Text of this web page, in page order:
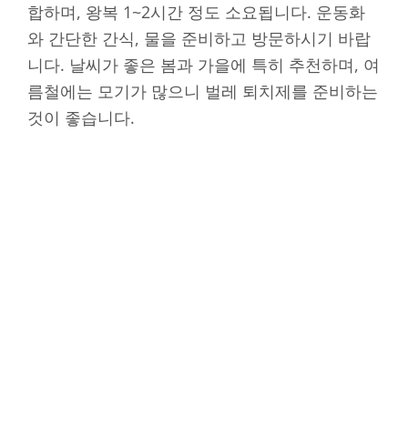
합하며, 왕복 1~2시간 정도 소요됩니다. 운동화
와 간단한 간식, 물을 준비하고 방문하시기 바랍
니다. 날씨가 좋은 봄과 가을에 특히 추천하며, 여
름철에는 모기가 많으니 벌레 퇴치제를 준비하는
것이 좋습니다.